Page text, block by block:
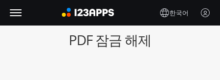
한국어
PDF 잠금 해제